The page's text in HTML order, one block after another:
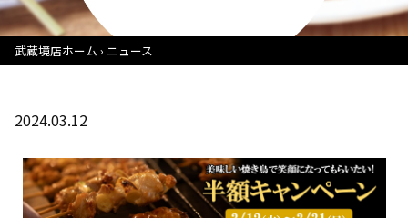
武蔵境店ホーム ニュース
2024.03.12